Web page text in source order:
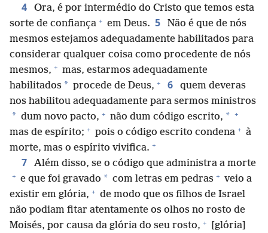
4
Ora, é por intermédio do Cristo que temos esta
sorte de confiança + em Deus. 5
Não é que de nós
mesmos estejamos adequadamente habilitados para
considerar qualquer coisa como procedente de nós
mesmos, + mas, estarmos adequadamente
habilitados * procede de Deus, + 6
quem deveras
nos habilitou adequadamente para sermos ministros
* dum novo pacto, + não dum código escrito, * +
mas de espírito; + pois o código escrito condena + à
morte, mas o espírito vivifica. +
7 Além disso, se o código que administra a morte
+ e que foi gravado * com letras em pedras + veio a
existir em glória, + de modo que os filhos de Israel
não podiam fitar atentamente os olhos no rosto de
Moisés, por causa da glória do seu rosto, +
[glória]